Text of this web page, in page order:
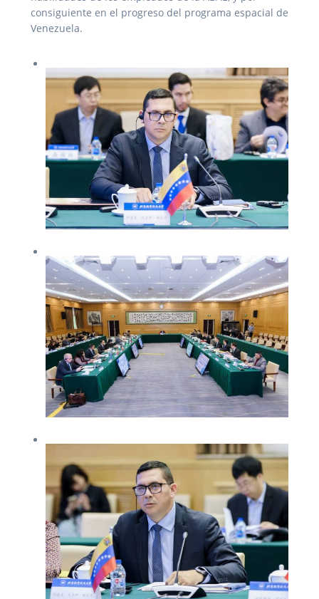
consiguiente en el progreso del programa espacial de
Venezuela.